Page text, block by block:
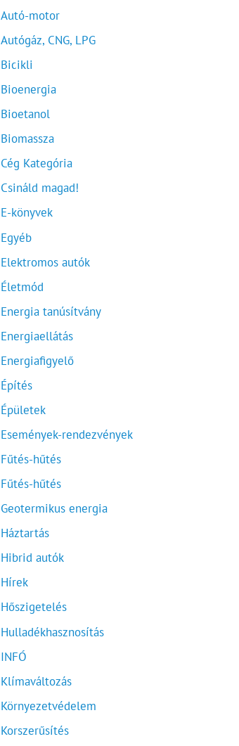
Autó-motor
Autógáz, CNG, LPG
Bicikli
Bioenergia
Bioetanol
Biomassza
Cég Kategória
Csináld magad!
E-könyvek
Egyéb
Elektromos autók
Életmód
Energia tanúsítvány
Energiaellátás
Energiafigyelő
Építés
Épületek
Események-rendezvények
Fűtés-hűtés
Fűtés-hűtés
Geotermikus energia
Háztartás
Hibrid autók
Hírek
Hőszigetelés
Hulladékhasznosítás
INFÓ
Klímaváltozás
Környezetvédelem
Korszerűsítés